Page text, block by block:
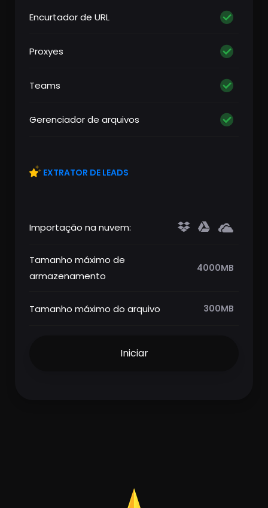
Encurtador de URL
Proxyes
Teams
Gerenciador de arquivos
EXTRATOR DE LEADS
Importação na nuvem:
Tamanho máximo de
armazenamento
4000MB
Tamanho máximo do arquivo 300MB
Iniciar